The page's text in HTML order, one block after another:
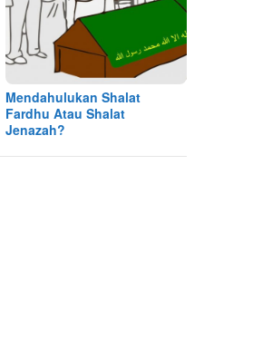
Mendahulukan Shalat
Fardhu Atau Shalat
Jenazah?